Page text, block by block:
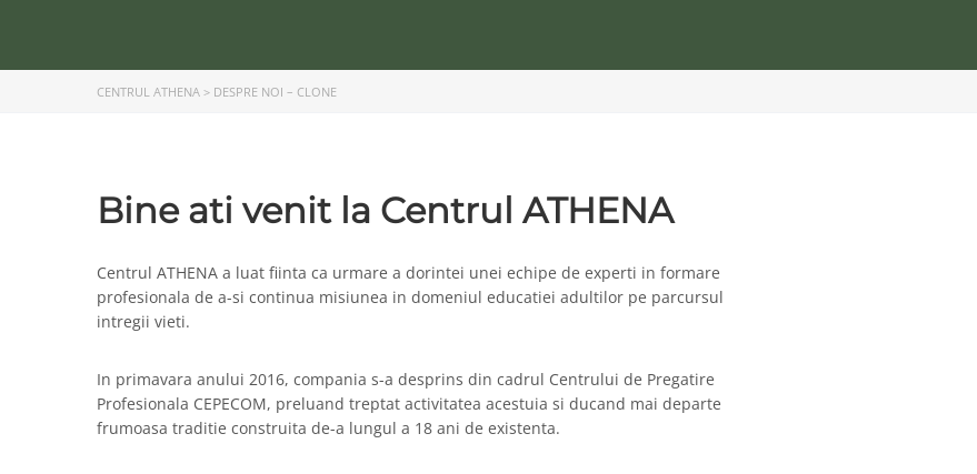
CENTRUL ATHENA > DESPRE NOI – CLONE
Bine ati venit la Centrul ATHENA
Centrul ATHENA a luat fiinta ca urmare a dorintei unei echipe de experti in formare
profesionala de a-si continua misiunea in domeniul educatiei adultilor pe parcursul
intregii vieti.
In primavara anului 2016, compania s-a desprins din cadrul Centrului de Pregatire
Profesionala CEPECOM, preluand treptat activitatea acestuia si ducand mai departe
frumoasa traditie construita de-a lungul a 18 ani de existenta.